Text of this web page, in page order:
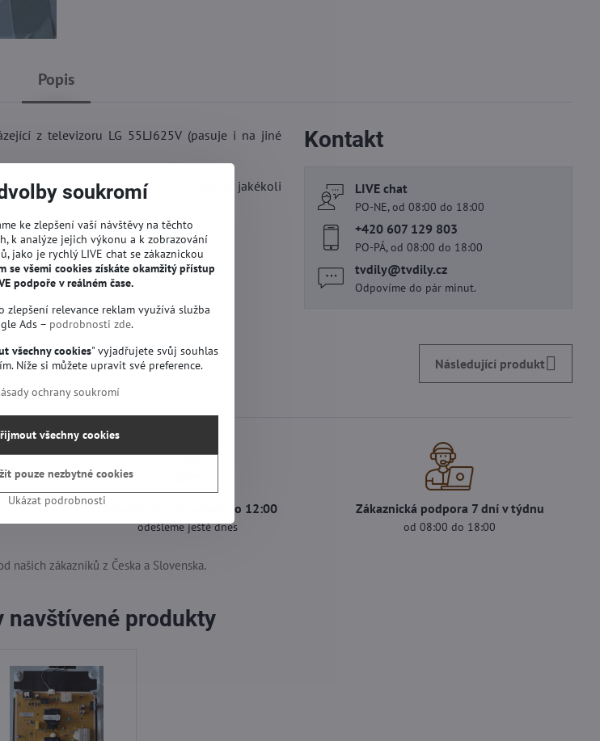
Popis
z televizoru LG 55LJ625V (pasuje i na jiné
doporučujeme řádně zkontrolovat jakékoli
servis.
Kontakt
LIVE chat
PO-NE, od 08:00 do 18:00
+420 607 129 803
PO-PÁ, od 08:00 do 18:00
tvdily​@tvdily​.cz
Odpovíme do pár minut.
Následující produkt
Objednávky vytvořené do 12:00
odešleme ještě dnes
Zákaznická podpora 7 dní v týdnu
od 08:00 do 18:00
našich zákazníků z Česka a Slovenska.
navštívené produkty
soukromí
ke zlepšení vaší návštěvy na těchto
k analýze jejich výkonu a k zobrazování
jako je rychlý LIVE chat se zákaznickou
se všemi cookies získáte okamžitý přístup
podpoře v reálném čase.
zlepšení relevance reklam využívá služba
Ads – podrobnosti zde.
všechny cookies" vyjadřujete svůj souhlas
Níže si můžete upravit své preference.
ochrany soukromí
Ukázat podrobnosti
všechny cookies
pouze nezbytné cookies